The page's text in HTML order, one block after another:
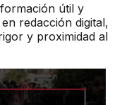
útil y
redacción digital,
y proximidad al